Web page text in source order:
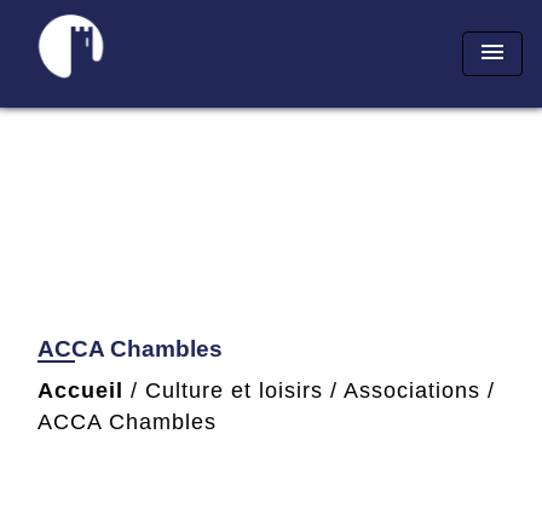
menu
ACCA Chambles
Accueil / Culture et loisirs / Associations /
ACCA Chambles